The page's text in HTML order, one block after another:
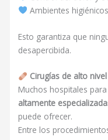
Ambientes
Esto garantiza que
desapercibida.
Cirugías de alto
Muchos hospitales
altamente
puede ofrecer.
Entre los